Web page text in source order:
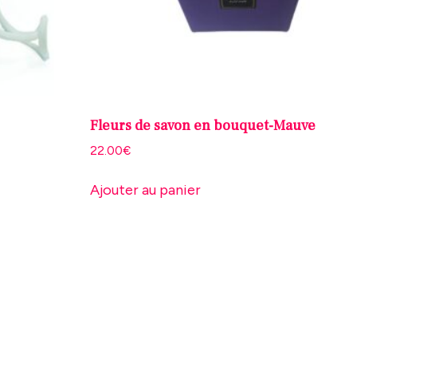
Fleurs de savon en bouquet-Mauve
22.00€
Ajouter au panier